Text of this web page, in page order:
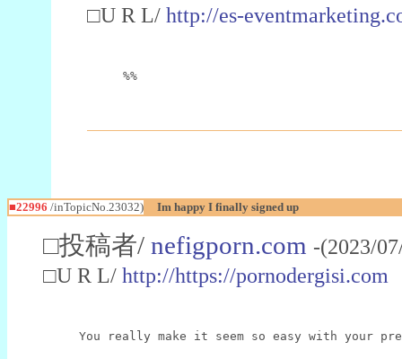
□U R L/ http://es-
%%
■22996 /inTopicNo.23032) Im happy I finally signed up
□投稿者/ nefigporn.com -(2023/
□U R L/ http://https://pornodergisi.com
You really make it seem so easy with your